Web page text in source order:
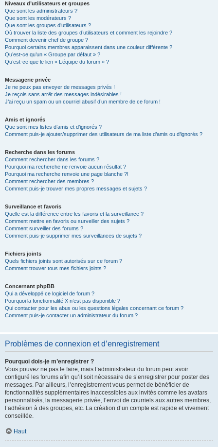
Niveaux d’utilisateurs et groupes
Que sont les administrateurs ?
Que sont les modérateurs ?
Que sont les groupes d’utilisateurs ?
Où trouver la liste des groupes d’utilisateurs et comment les rejoindre ?
Comment devenir chef de groupe ?
Pourquoi certains membres apparaissent dans une couleur différente ?
Qu’est-ce qu’un « Groupe par défaut » ?
Qu’est-ce que le lien « L’équipe du forum » ?
Messagerie privée
Je ne peux pas envoyer de messages privés !
Je reçois sans arrêt des messages indésirables !
J’ai reçu un spam ou un courriel abusif d’un membre de ce forum !
Amis et ignorés
Que sont mes listes d’amis et d’ignorés ?
Comment puis-je ajouter/supprimer des utilisateurs de ma liste d’amis ou d’ignorés ?
Recherche dans les forums
Comment rechercher dans les forums ?
Pourquoi ma recherche ne renvoie aucun résultat ?
Pourquoi ma recherche renvoie une page blanche ?!
Comment rechercher des membres ?
Comment puis-je trouver mes propres messages et sujets ?
Surveillance et favoris
Quelle est la différence entre les favoris et la surveillance ?
Comment mettre en favoris ou surveiller des sujets ?
Comment surveiller des forums ?
Comment puis-je supprimer mes surveillances de sujets ?
Fichiers joints
Quels fichiers joints sont autorisés sur ce forum ?
Comment trouver tous mes fichiers joints ?
Concernant phpBB
Qui a développé ce logiciel de forum ?
Pourquoi la fonctionnalité X n’est pas disponible ?
Qui contacter pour les abus ou les questions légales concernant ce forum ?
Comment puis-je contacter un administrateur du forum ?
Problèmes de connexion et d’enregistrement
Pourquoi dois-je m’enregistrer ?
Vous pouvez ne pas le faire, mais l’administrateur du forum peut avoir
configuré les forums afin qu’il soit nécessaire de s’enregistrer pour poster des
messages. Par ailleurs, l’enregistrement vous permet de bénéficier de
fonctionnalités supplémentaires inaccessibles aux invités comme les avatars
personnalisés, la messagerie privée, l’envoi de courriels aux autres membres,
l’adhésion à des groupes, etc. La création d’un compte est rapide et vivement
conseillée.
Haut